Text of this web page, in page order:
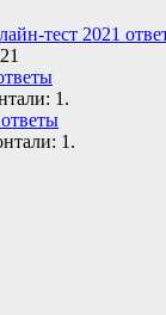
тест 2021
1.
1.